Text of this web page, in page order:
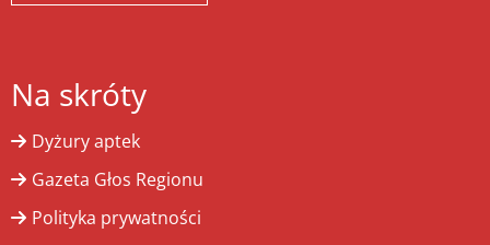
Na skróty
Dyżury aptek
Gazeta Głos Regionu
Polityka prywatności